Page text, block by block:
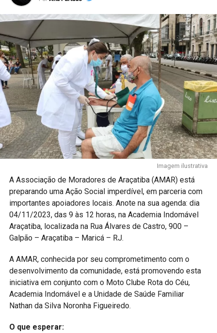
Imagem ilustrativa
A Associação de Moradores de Araçatiba (AMAR) está
preparando uma Ação Social imperdível, em parceria com
importantes apoiadores locais. Anote na sua agenda: dia
04/11/2023, das 9 às 12 horas, na Academia Indomável
Araçatiba, localizada na Rua Álvares de Castro, 900 –
Galpão – Araçatiba – Maricá – RJ.
A AMAR, conhecida por seu comprometimento com o
desenvolvimento da comunidade, está promovendo esta
iniciativa em conjunto com o Moto Clube Rota do Céu,
Academia Indomável e a Unidade de Saúde Familiar
Nathan da Silva Noronha Figueiredo.
O que esperar: